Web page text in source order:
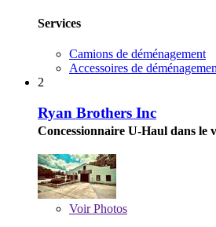
Services
Camions de déménagement
Accessoires de
2
Ryan Brothers Inc
Concessionnaire U-Haul dans le
VoirPhotos